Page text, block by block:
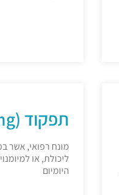
תפקוד (Functioning)
מונח רפואי, אשר
ליכולת, או
היומיום